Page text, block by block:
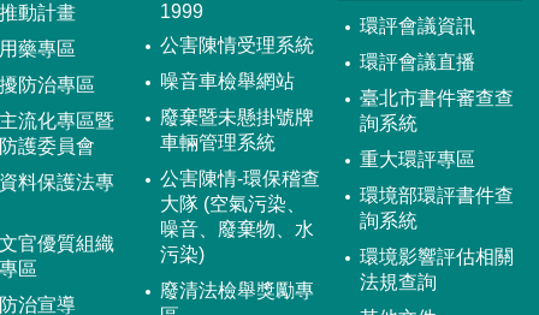
動計畫
藥專區
防治專區
流化專區暨
護委員會
料保護法專
官優質組織
區
治宣導
1999
公害陳情受理系統
噪音車檢舉網站
廢棄暨未懸掛號牌
車輛管理系統
公害陳情-環保稽查
大隊 (空氣污染、
噪音、廢棄物、水
污染)
廢清法檢舉獎勵專
環評會議資訊
環評會議直播
臺北市書件審查查
詢系統
重大環評專區
環境部環評書件查
詢系統
環境影響評估相關
法規查詢